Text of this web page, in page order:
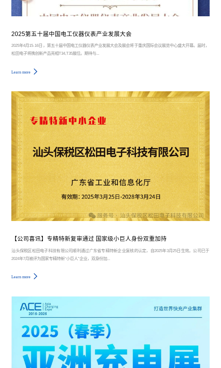
2025第五十届中国电工仪器仪表产业发展大会
2025年4月15-16日，第五十届中国电工仪器仪表产业发展大会及展会将于重庆国际会议展览中心盛大开幕。届时，
松田电子将携创新产品亮相T34,T35展位。期待与...
Learn more
【公司喜讯】专精特新复审通过 国家级小巨人身份双重加持
汕头保税区松田电子科技有限公司顺利通过广东省专精特新企业复核的认定，自2025年3月25日生效。公司已于
2024年7月被评为国家专精特新“小巨人”企业，双身份加...
Learn more